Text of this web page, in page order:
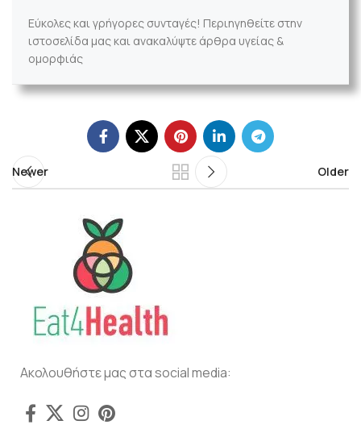
Εύκολες και γρήγορες συνταγές! Περιηγηθείτε στην
ιστοσελίδα μας και ανακαλύψτε άρθρα υγείας &
ομορφιάς
Newer Older
Ακολουθήστε μας στα social media: